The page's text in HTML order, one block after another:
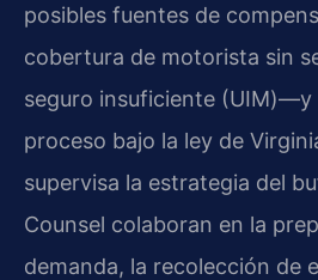
posibles fuentes de
cobertura de motorista sin
seguro insuficiente (UIM)—y
proceso bajo la ley de
supervisa la estrategia del
Counsel colaboran en la
demanda, la recolección de